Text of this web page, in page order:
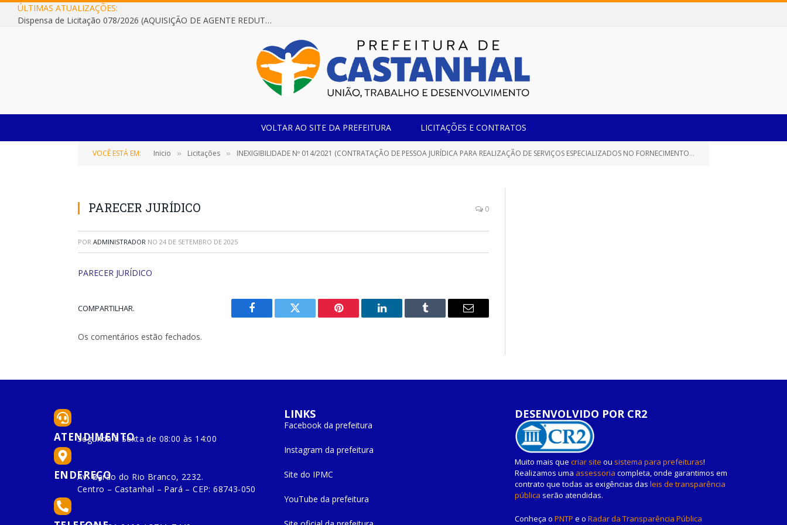
ÚLTIMAS ATUALIZAÇÕES:
Dispensa de Licitação 078/2026 (AQUISIÇÃO DE AGENTE REDUTOR LÍQUIDO AUTOMOTIVO – ARLA 32, PARA ATENDER A FROTA OFICIAL DE VEÍCULOS DA SECRETARIA MUNICIPAL DE EDUCAÇÃO DO MUNICÍPIO DE CASTANHAL/PA)
VOLTAR AO SITE DA PREFEITURA LICITAÇÕES E CONTRATOS
VOCÊ ESTÁ EM: Inicio » Licitações » INEXIGIBILIDADE Nº 014/2021 (CONTRATAÇÃO DE PESSOA JURÍDICA PARA REALIZAÇÃO DE SERVIÇOS ESPECIALIZADOS NO FORNECIMENTO DE LICENÇA DE USO DE SISTEMAS DE INFORMÁTICA)
PARECER JURÍDICO 0
POR ADMINISTRADOR NO 24 DE SETEMBRO DE 2025
PARECER JURÍDICO
COMPARTILHAR.
Facebook Twitter Pinterest
O
Tumblr
E-
Os comentários estão fechados.
ATENDIMENTO
Segunda à Sexta de 08:00 às 14:00
ENDEREÇO
Av. Barão do Rio Branco, 2232.
Centro – Castanhal – Pará – CEP: 68743-050
LINKS
Facebook da prefeitura
Instagram da prefeitura
Site do IPMC
YouTube da prefeitura
DESENVOLVIDO POR CR2
Muito mais que criar site ou sistema para prefeituras!
Realizamos uma assessoria completa, onde garantimos em
contrato que todas as exigências das leis de transparência
pública serão atendidas.
Conheça o PNTP e o Radar da Transparência Pública